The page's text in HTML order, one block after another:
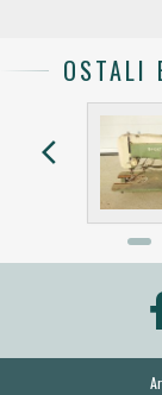
OSTALI
arrow_back_ios